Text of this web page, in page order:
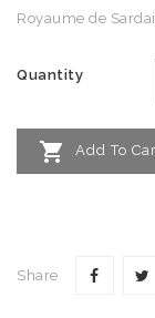
Royaume de
Quantity
 Add To
Share